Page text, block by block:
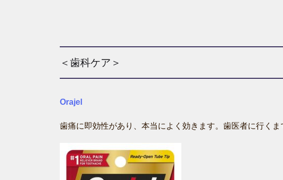
＜歯科ケア＞
Orajel
歯痛に即効性があり、本当によく効きます。歯医者に行くま